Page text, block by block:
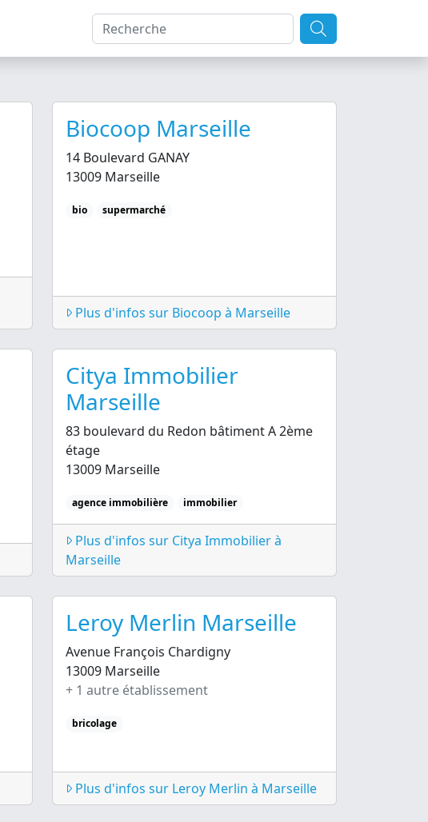
Biocoop Marseille
14 Boulevard GANAY
13009 Marseille
bio supermarché
Plus d'infos sur Biocoop à Marseille
Citya Immobilier
Marseille
83 boulevard du Redon bâtiment A 2ème
étage
13009 Marseille
agence immobilière immobilier
Plus d'infos sur Citya Immobilier à
Marseille
Leroy Merlin Marseille
Avenue François Chardigny
13009 Marseille
+ 1 autre établissement
bricolage
Plus d'infos sur Leroy Merlin à Marseille